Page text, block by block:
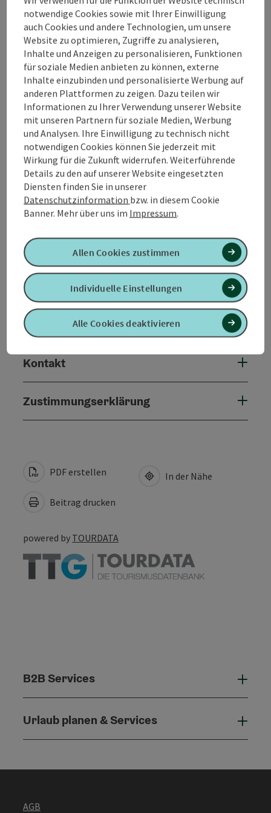
geschichtlich erstmals 1070 erwähnt und hatte
ursprünglich ein Schloss mit Kapelle auf dem
Schlossberg. Dieses ehemalige Schloss mit
Hauskapelle wurde abgetragen und als Ersatz dafür
wurde 1903 eine neue Kapelle in Ibm errichtet. Die
Originalstatue Maria Hilf aus dem 15. Jahrhundert aus
der ehemaligen Schlosskapelle steht nun in der
Kapelle „Maria Hilf“ ...
Beschreibung vollständig anzeigen
Tour und Routeninformationen
Anreise/Lage
Eignung
Barrierefreiheit
Kontakt
Zustimmungserklärung
PDF erstellen
Beitrag drucken
In der Nähe
powered by TOURDATA
B2B Services
Urlaub planen & Services
AGB
notwendige Cookies sowie mit Ihrer Einwilligung
auch Cookies und andere Technologien, um unsere
Website zu optimieren, Zugriffe zu analysieren,
Inhalte und Anzeigen zu personalisieren, Funktionen
für soziale Medien anbieten zu können, externe
Inhalte einzubinden und personalisierte Werbung auf
anderen Plattformen zu zeigen. Dazu teilen wir
Informationen zu Ihrer Verwendung unserer Website
mit unseren Partnern für soziale Medien, Werbung
und Analysen. Ihre Einwilligung zu technisch nicht
notwendigen Cookies können Sie jederzeit mit
Wirkung für die Zukunft widerrufen. Weiterführende
Details zu den auf unserer Website eingesetzten
Diensten finden Sie in unserer
Datenschutzinformation bzw. in diesem Cookie
Banner. Mehr über uns im Impressum.
Alle Cookies deaktivieren
Individuelle Einstellungen
Allen Cookies zustimmen